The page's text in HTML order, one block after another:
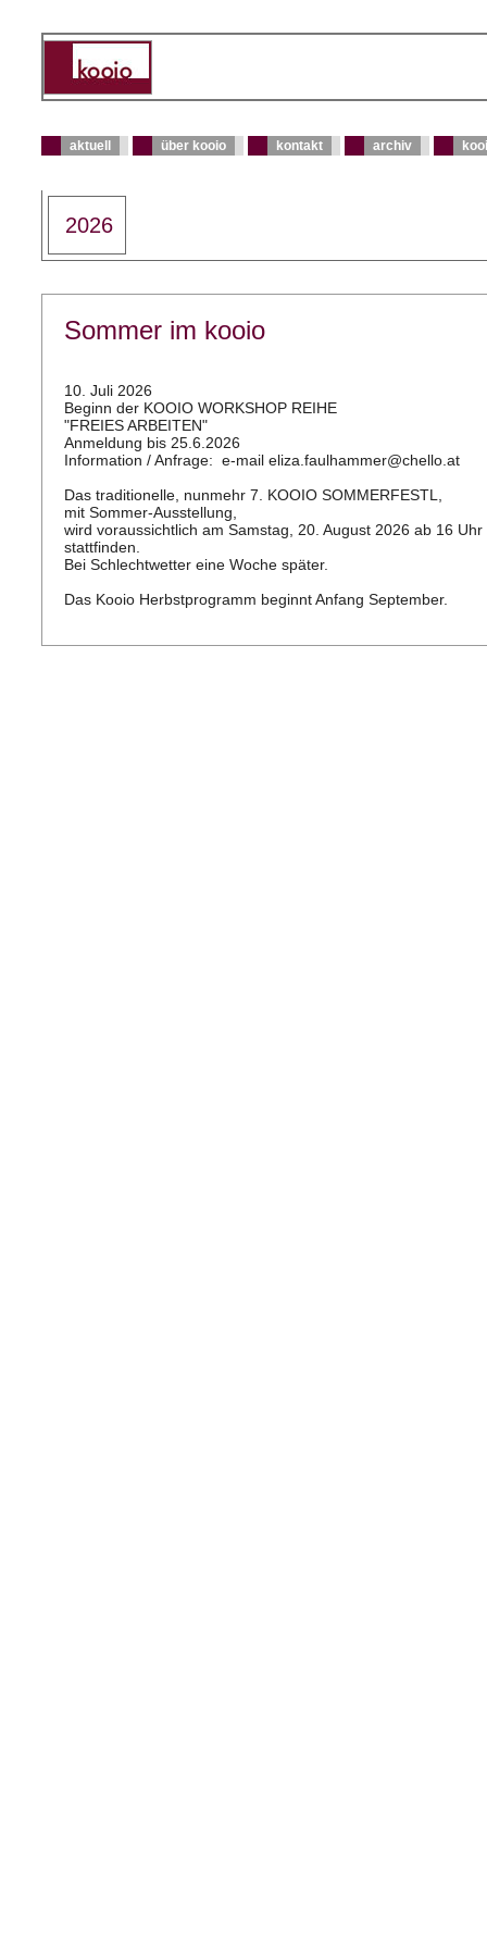
aktuell über kooio kontakt archiv
2026
Sommer im kooio
10. Juli 2026
Beginn der KOOIO WORKSHOP REIHE
"FREIES ARBEITEN"
Anmeldung bis 25.6.2026
Information / Anfrage: e-mail eliza.faulhammer@chello.at
Das traditionelle, nunmehr 7. KOOIO SOMMERFESTL,
mit Sommer-Ausstellung,
wird voraussichtlich am Samstag, 20. August 2026 ab 16 Uhr
stattfinden.
Bei Schlechtwetter eine Woche später.
Das Kooio Herbstprogramm beginnt Anfang September.